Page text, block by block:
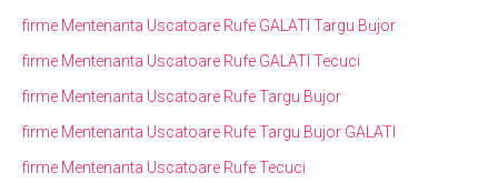
firme Mentenanta Uscatoare Rufe GALATI Targu Bujor
firme Mentenanta Uscatoare Rufe GALATI Tecuci
firme Mentenanta Uscatoare Rufe Targu Bujor
firme Mentenanta Uscatoare Rufe Targu Bujor GALATI
firme Mentenanta Uscatoare Rufe Tecuci